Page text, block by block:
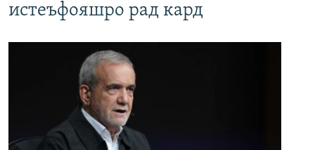
истеъфояшро рад кард